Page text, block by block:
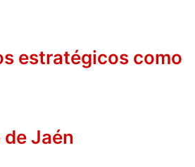
estratégicos como
Jaén